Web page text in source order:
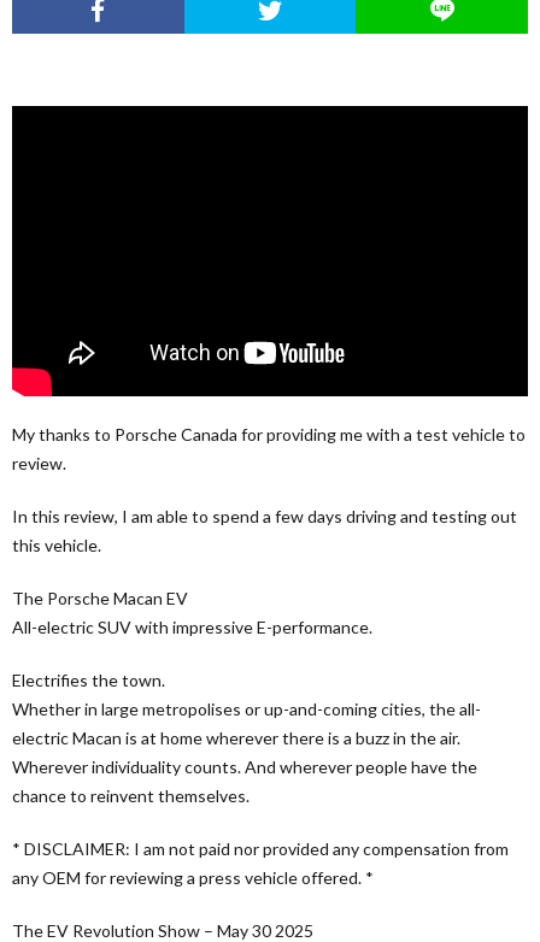
My thanks to Porsche Canada for providing me with a test vehicle to
review.
In this review, I am able to spend a few days driving and testing out
this vehicle.
The Porsche Macan EV
All-electric SUV with impressive E-performance.
Electrifies the town.
Whether in large metropolises or up-and-coming cities, the all-
electric Macan is at home wherever there is a buzz in the air.
Wherever individuality counts. And wherever people have the
chance to reinvent themselves.
* DISCLAIMER: I am not paid nor provided any compensation from
any OEM for reviewing a press vehicle offered. *
The EV Revolution Show – May 30 2025